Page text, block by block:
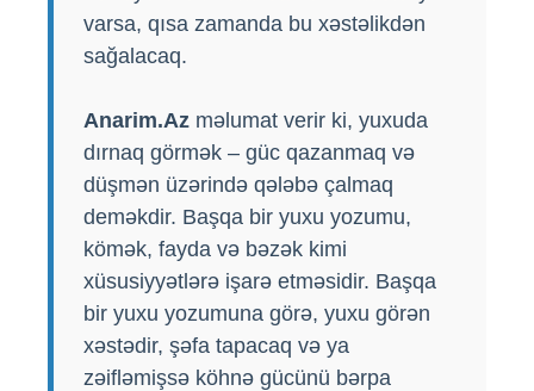
varsa, qısa zamanda bu xəstəlikdən
sağalacaq.
Anarim.Az məlumat verir ki, yuxuda
dırnaq görmək – güc qazanmaq və
düşmən üzərində qələbə çalmaq
deməkdir. Başqa bir yuxu yozumu,
kömək, fayda və bəzək kimi
xüsusiyyətlərə işarə etməsidir. Başqa
bir yuxu yozumuna görə, yuxu görən
xəstədir, şəfa tapacaq və ya
zəifləmişsə köhnə gücünü bərpa